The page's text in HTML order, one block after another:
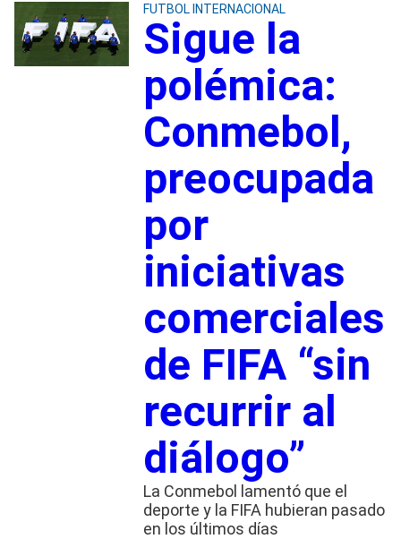
FUTBOL INTERNACIONAL
Sigue la
polémica:
Conmebol,
preocupada
por
iniciativas
comerciales
de FIFA “sin
recurrir al
diálogo”
La Conmebol lamentó que el
deporte y la FIFA hubieran pasado
en los últimos días